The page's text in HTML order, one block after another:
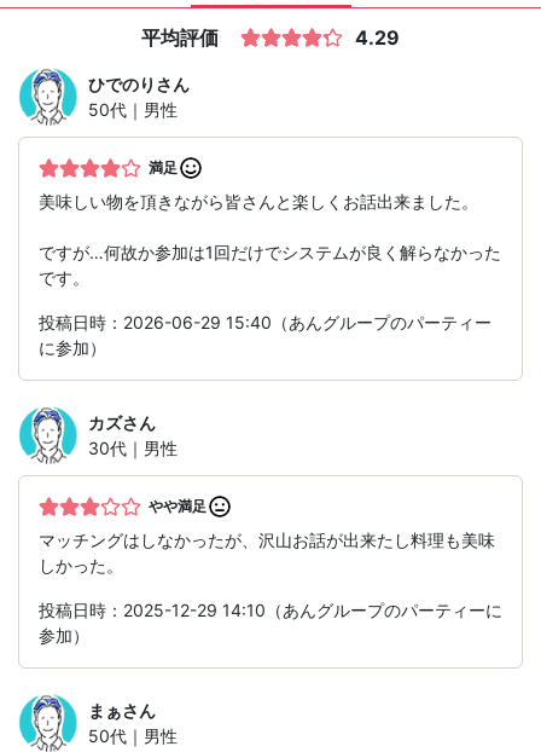
平均評価 4.29
ひでのり さん
50代｜男性
満足
美味しい物を頂きながら皆さんと楽しくお話出来ました。
ですが…何故か参加は1回だけでシステムが良く解らなかった
です。
投稿日時：2026-06-29 15:40（あんグループのパーティー
に参加）
カズさん
30代｜男性
やや満足
マッチングはしなかったが、沢山お話が出来たし料理も美味
しかった。
投稿日時：2025-12-29 14:10（あんグループのパーティーに
参加）
まぁさん
50代｜男性